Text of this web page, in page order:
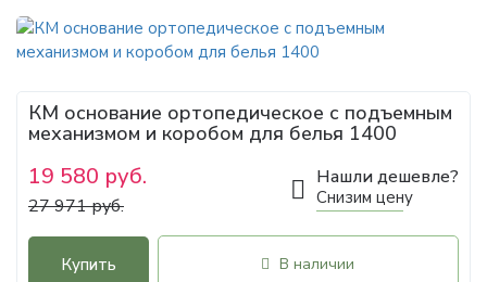
КМ основание ортопедическое с подъемным
механизмом и коробом для белья 1400
19 580 руб.
27 971 руб.
Нашли дешевле?
Снизим цену
Купить В наличии